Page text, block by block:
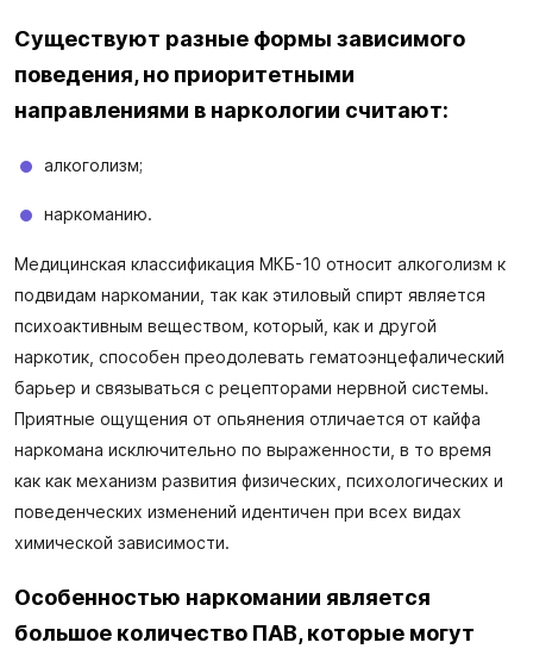
Существуют разные формы зависимого
поведения, но приоритетными
направлениями в наркологии считают:
алкоголизм;
наркоманию.
Медицинская классификация МКБ-10 относит алкоголизм к
подвидам наркомании, так как этиловый спирт является
психоактивным веществом, который, как и другой
наркотик, способен преодолевать гематоэнцефалический
барьер и связываться с рецепторами нервной системы.
Приятные ощущения от опьянения отличается от кайфа
наркомана исключительно по выраженности, в то время
как как механизм развития физических, психологических и
поведенческих изменений идентичен при всех видах
химической зависимости.
Особенностью наркомании является
большое количество ПАВ, которые могут